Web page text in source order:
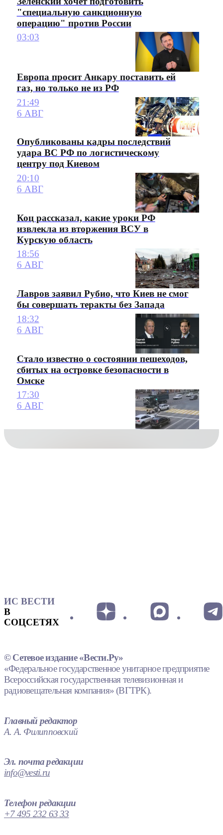
"специальную санкционную
операцию" против России
03:03
Европа просит Анкару поставить ей
газ, но только не из РФ
21:49
6 АВГ
Опубликованы кадры последствий
удара ВС РФ по логистическому
центру под Киевом
20:10
6 АВГ
Коц рассказал, какие уроки РФ
извлекла из вторжения ВСУ в
Курскую область
18:56
6 АВГ
Лавров заявил Рубио, что Киев не смог
бы совершать теракты без Запада
18:32
6 АВГ
Стало известно о состоянии пешеходов,
сбитых на островке безопасности в
Омске
17:30
6 АВГ
ИС ВЕСТИ
В
СОЦСЕТЯХ
© Сетевое издание «Вести.Ру»
«Федеральное государственное унитарное предприятие
Всероссийская государственная телевизионная и
радиовещательная компания» (ВГТРК).
Главный редактор
А. А. Филипповский
Эл. почта редакции
info@vesti.ru
Телефон редакции
+7 495 232 63 33